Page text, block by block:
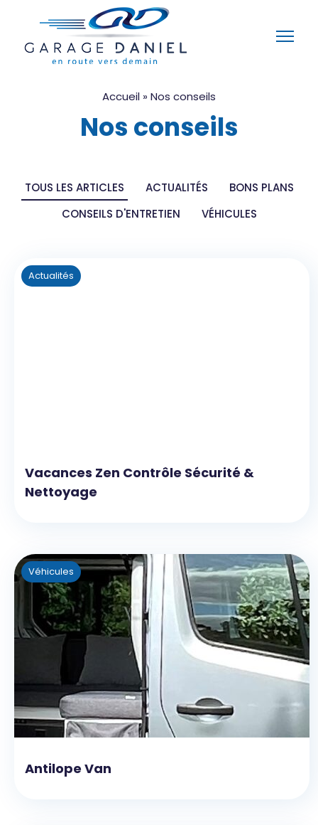
Accueil » Nos conseils
Nos conseils
TOUS LES ARTICLES ACTUALITÉS
BONS PLANS
CONSEILS D'ENTRETIEN
VÉHICULES
Actualités
Vacances Zen Contrôle Sécurité &
Nettoyage
Véhicules
Antilope Van